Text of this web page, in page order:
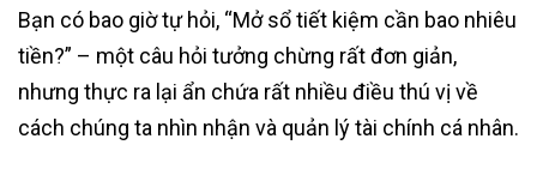
Bạn có bao giờ tự hỏi, “Mở sổ tiết kiệm cần bao nhiêu
tiền?” – một câu hỏi tưởng chừng rất đơn giản,
nhưng thực ra lại ẩn chứa rất nhiều điều thú vị về
cách chúng ta nhìn nhận và quản lý tài chính cá nhân.